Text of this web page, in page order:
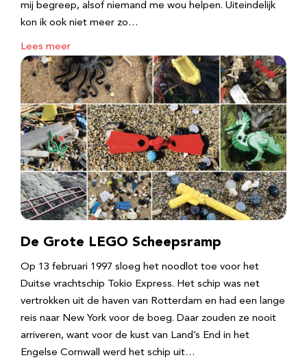
mij begreep, alsof niemand me wou helpen. Uiteindelijk
kon ik ook niet meer zo…
Lees meer
De Grote LEGO Scheepsramp
Op 13 februari 1997 sloeg het noodlot toe voor het
Duitse vrachtschip Tokio Express. Het schip was net
vertrokken uit de haven van Rotterdam en had een lange
reis naar New York voor de boeg. Daar zouden ze nooit
arriveren, want voor de kust van Land’s End in het
Engelse Cornwall werd het schip uit…